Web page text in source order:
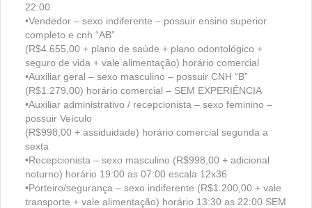
22:00
•Vendedor – sexo indiferente – possuir ensino superior
completo e cnh “AB”
(R$4.655,00 + plano de saúde + plano odontológico +
seguro de vida + vale alimentação) horário comercial
•Auxiliar geral – sexo masculino – possuir CNH “B”
(R$1.279,00) horário comercial – SEM EXPERIÊNCIA
•Auxiliar administrativo / recepcionista – sexo feminino –
possuir Veículo
(R$998,00 + assiduidade) horário comercial segunda a
sexta
•Recepcionista – sexo masculino (R$998,00 + adicional
noturno) horário 19:00 as 07:00 escala 12x36
•Porteiro/segurança – sexo indiferente (R$1.200,00 + vale
transporte + vale alimentação) horário 13:30 as 22:00 SEM